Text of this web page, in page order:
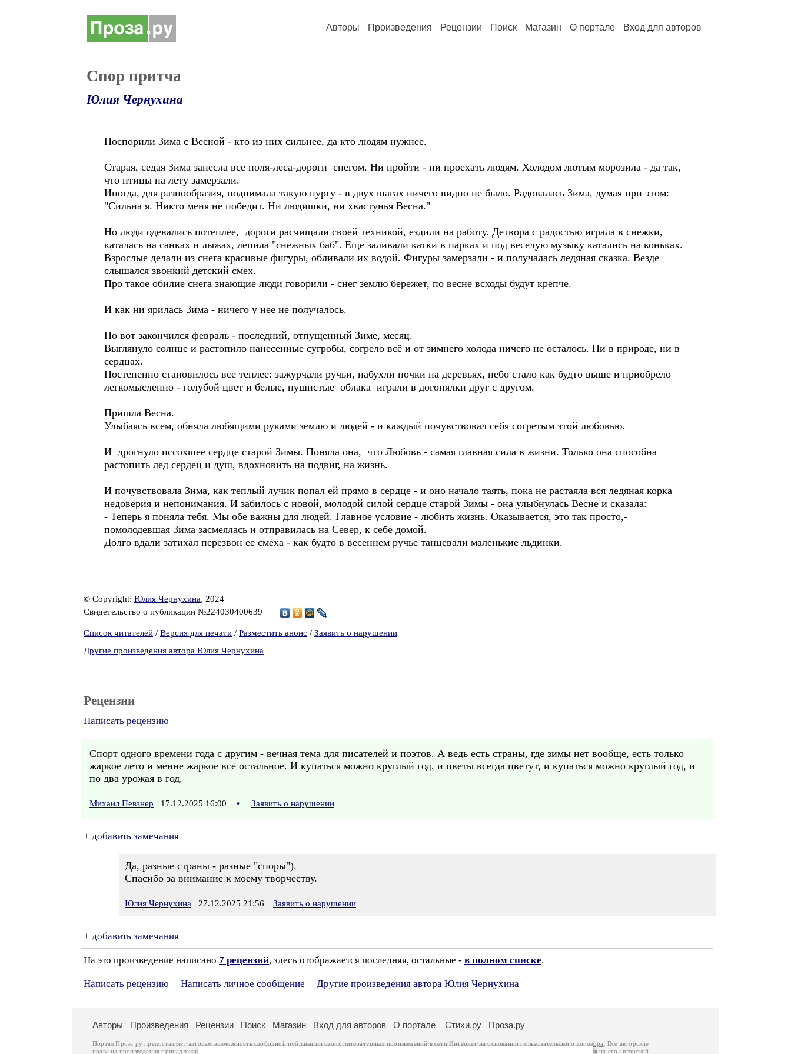
Авторы Произведения Рецензии Поиск Магазин О портале Вход для авторов
Спор притча
Юлия Чернухина
Поспорили Зима с Весной - кто из них сильнее, да кто людям нужнее.
Старая, седая Зима занесла все поля-леса-дороги снегом. Ни пройти - ни проехать людям. Холодом лютым морозила - да так,
что птицы на лету замерзали.
Иногда, для разнообразия, поднимала такую пургу - в двух шагах ничего видно не было. Радовалась Зима, думая при этом:
"Сильна я. Никто меня не победит. Ни людишки, ни хвастунья Весна."
Но люди одевались потеплее, дороги расчищали своей техникой, ездили на работу. Детвора с радостью играла в снежки,
каталась на санках и лыжах, лепила "снежных баб". Еще заливали катки в парках и под веселую музыку катались на коньках.
Взрослые делали из снега красивые фигуры, обливали их водой. Фигуры замерзали - и получалась ледяная сказка. Везде
слышался звонкий детский смех.
Про такое обилие снега знающие люди говорили - снег землю бережет, по весне всходы будут крепче.
И как ни ярилась Зима - ничего у нее не получалось.
Но вот закончился февраль - последний, отпущенный Зиме, месяц.
Выглянуло солнце и растопило нанесенные сугробы, согрело всё и от зимнего холода ничего не осталось. Ни в природе, ни в
сердцах.
Постепенно становилось все теплее: зажурчали ручьи, набухли почки на деревьях, небо стало как будто выше и приобрело
легкомысленно - голубой цвет и белые, пушистые облака играли в догонялки друг с другом.
Пришла Весна.
Улыбаясь всем, обняла любящими руками землю и людей - и каждый почувствовал себя согретым этой любовью.
И дрогнуло иссохшее сердце старой Зимы. Поняла она, что Любовь - самая главная сила в жизни. Только она способна
растопить лед сердец и душ, вдохновить на подвиг, на жизнь.
И почувствовала Зима, как теплый лучик попал ей прямо в сердце - и оно начало таять, пока не растаяла вся ледяная корка
недоверия и непонимания. И забилось с новой, молодой силой сердце старой Зимы - она улыбнулась Весне и сказала:
- Теперь я поняла тебя. Мы обе важны для людей. Главное условие - любить жизнь. Оказывается, это так просто,-
помолодевшая Зима засмеялась и отправилась на Север, к себе домой.
Долго вдали затихал перезвон ее смеха - как будто в весеннем ручье танцевали маленькие льдинки.
© Copyright: Юлия Чернухина, 2024
Свидетельство о публикации №224030400639
Список читателей / Версия для печати / Разместить анонс / Заявить о нарушении
Другие произведения автора Юлия Чернухина
Рецензии
Написать рецензию
Спорт одного времени года с другим - вечная тема для писателей и поэтов. А ведь есть страны, где зимы нет вообще, есть только
жаркое лето и менне жаркое все остальное. И купаться можно круглый год, и цветы всегда цветут, и купаться можно круглый год, и
по два урожая в год.
Михаил Певзнер 17.12.2025 16:00 • Заявить о нарушении
+ добавить замечания
Да, разные страны - разные "споры").
Спасибо за внимание к моему творчеству.
Юлия Чернухина 27.12.2025 21:56 Заявить о нарушении
+ добавить замечания
На это произведение написано 7 рецензий, здесь отображается последняя, остальные - в полном списке.
Написать рецензию Написать личное сообщение Другие произведения автора Юлия Чернухина
Авторы Произведения Рецензии Поиск Магазин Вход для авторов О портале Стихи.ру Проза.ру
Портал Проза.ру предоставляет авторам возможность свободной публикации своих литературных произведений в сети Интернет на основаниипользовательского договора
. Все авторские
права на произведения принадлежат авторам и охраняются
. Перепечатка произведений возможна только с согласия его автора, к которому вы можете обратиться на его авторской